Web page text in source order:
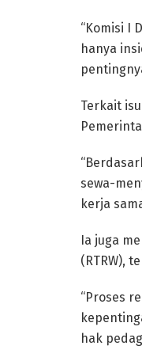
“Komisi I
hanya
Terkait
sewa-
kerja
Ia juga
(RTRW),
“Proses
hak